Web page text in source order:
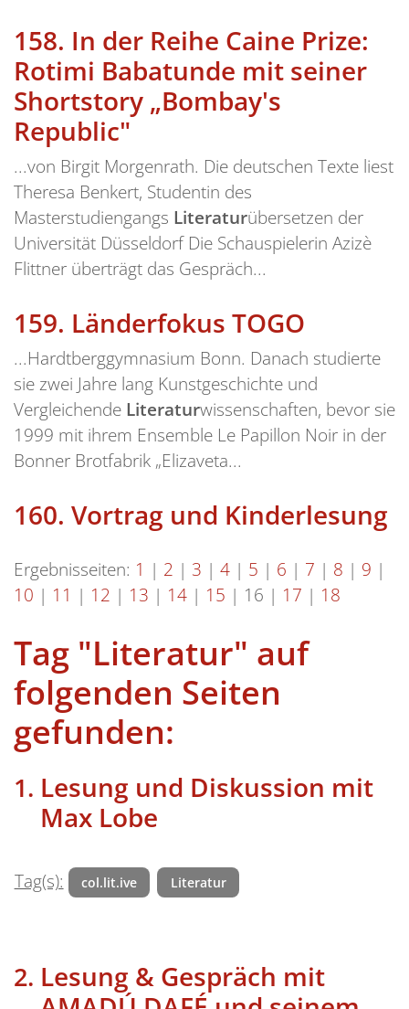
158. In der Reihe Caine Prize:
Rotimi Babatunde mit seiner
Shortstory „Bombay's
Republic"
...von Birgit Morgenrath. Die deutschen Texte liest
Theresa Benkert, Studentin des
Masterstudiengangs Literaturübersetzen der
Universität Düsseldorf Die Schauspielerin Azizè
Flittner überträgt das Gespräch...
159. Länderfokus TOGO
...Hardtberggymnasium Bonn. Danach studierte
sie zwei Jahre lang Kunstgeschichte und
Vergleichende Literaturwissenschaften, bevor sie
1999 mit ihrem Ensemble Le Papillon Noir in der
Bonner Brotfabrik „Elizaveta...
160. Vortrag und Kinderlesung
Ergebnisseiten: 1 | 2 | 3 | 4 | 5 | 6 | 7 | 8 | 9 |
10 | 11 | 12 | 13 | 14 | 15 | 16 | 17 | 18
Tag "Literatur" auf
folgenden Seiten
gefunden:
Lesung und Diskussion mit
Max Lobe
Tag(s): col.lit.ive Literatur
Lesung & Gespräch mit